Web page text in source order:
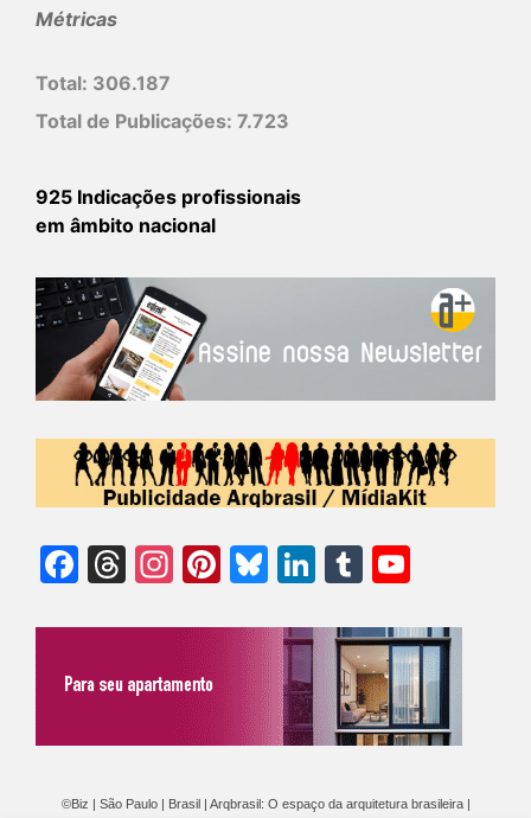
Métricas
Total: 306.187
Total de Publicações: 7.723
925 Indicações profissionais
em âmbito nacional
Facebook
Threads
Instagram
Pinterest
Bluesky
LinkedIn
Tumblr
©Biz | São Paulo | Brasil | Arqbrasil: O espaço da arquitetura brasileira |